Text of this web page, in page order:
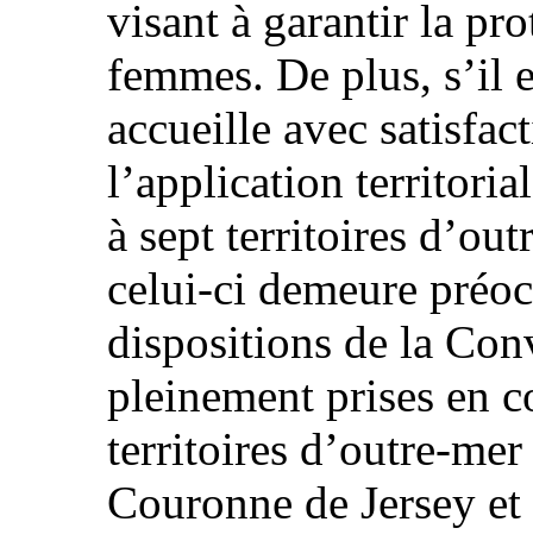
visant à garantir la
femmes. De plus, s’il
accueille avec
l’application
à sept territoires
celui-ci demeure
dispositions de la
pleinement prises en
territoires d’outre-mer
Couronne de Jersey